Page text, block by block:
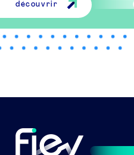
découvrir